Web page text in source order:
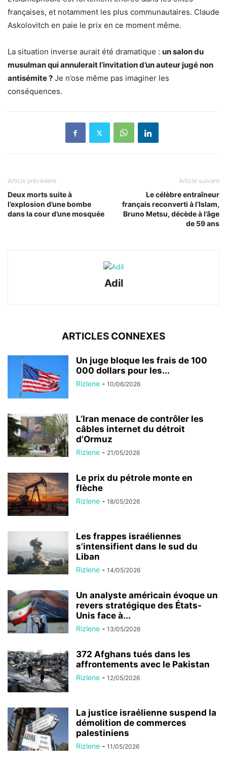
françaises, et notamment les plus communautaires. Claude
Askolovitch en paie le prix en ce moment même.
La situation inverse aurait été dramatique : un salon du
musulman qui annulerait l’invitation d’un auteur jugé non
antisémite ? Je n’ose même pas imaginer les
conséquences.
Article précédent
Deux morts suite à
l’explosion d’une bombe
dans la cour d’une mosquée
Article suivant
Le célèbre entraîneur
français reconverti à l’Islam,
Bruno Metsu, décède à l’âge
de 59 ans
Adil
ARTICLES CONNEXES
Un juge bloque les frais de 100
000 dollars pour les...
Rizlene - 10/06/2026
L’Iran menace de contrôler les
câbles internet du détroit
d’Ormuz
Rizlene - 21/05/2026
Le prix du pétrole monte en
flèche
Rizlene - 18/05/2026
Les frappes israéliennes
s’intensifient dans le sud du
Liban
Rizlene - 14/05/2026
Un analyste américain évoque un
revers stratégique des États-
Unis face à...
Rizlene - 13/05/2026
372 Afghans tués dans les
affrontements avec le Pakistan
Rizlene - 12/05/2026
La justice israélienne suspend la
démolition de commerces
palestiniens
Rizlene - 11/05/2026